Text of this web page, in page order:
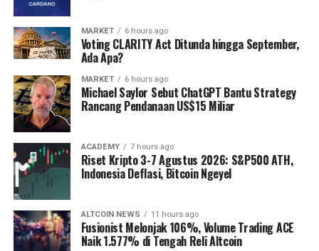
MARKET 6 hours ago
Voting CLARITY Act Ditunda hingga September,
Ada Apa?
MARKET 6 hours ago
Michael Saylor Sebut ChatGPT Bantu Strategy
Rancang Pendanaan US$15 Miliar
ACADEMY 7 hours ago
Riset Kripto 3-7 Agustus 2026: S&P500 ATH,
Indonesia Deflasi, Bitcoin Ngeyel
ALTCOIN NEWS 11 hours ago
Fusionist Melonjak 106%, Volume Trading ACE
Naik 1.577% di Tengah Reli Altcoin